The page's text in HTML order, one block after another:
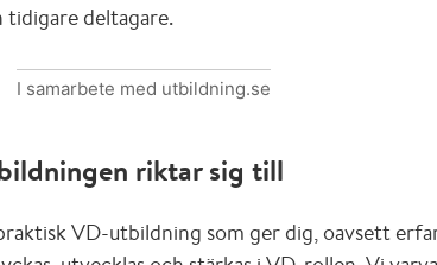
tidigare deltagare.
I samarbete med utbildning.se
riktar sig till
VD-utbildning som ger dig, oavsett